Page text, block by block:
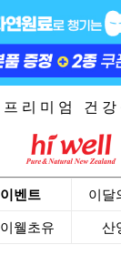
리 미 엄 건 강
이벤트 이달
웰초유 산